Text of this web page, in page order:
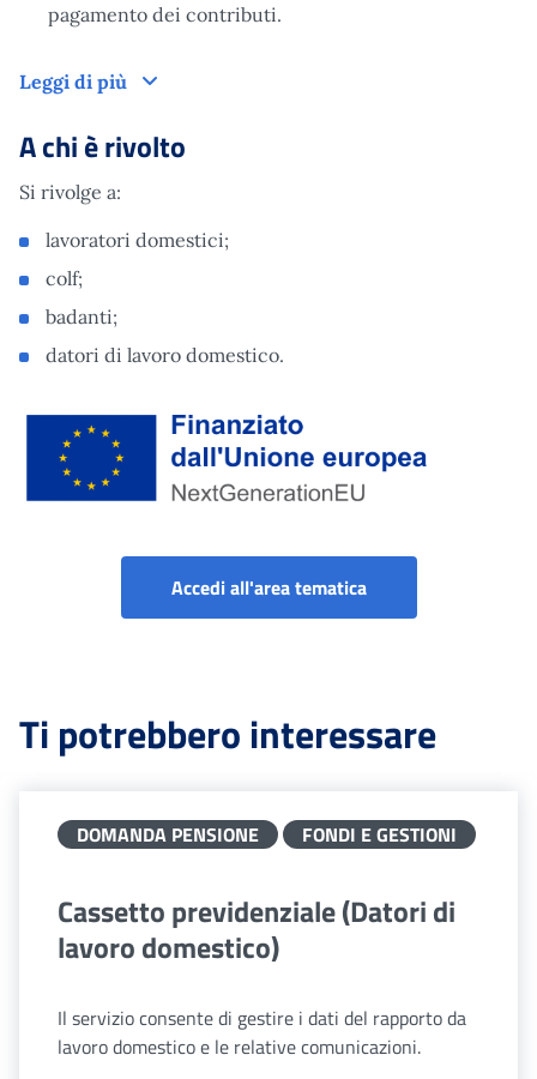
pagamento dei contributi.
Leggi di più Cos'è
A chi è rivolto
Si rivolge a:
lavoratori domestici;
colf;
badanti;
datori di lavoro domestico.
Finanziato dall'Unione Europea tramite Next Generation EU
Accedi all'area tematicaPortale servizi
Ti potrebbero interessare
DOMANDA PENSIONE FONDI E GESTIONI
Cassetto previdenziale (Datori di
lavoro domestico)
Il servizio consente di gestire i dati del rapporto da
lavoro domestico e le relative comunicazioni.